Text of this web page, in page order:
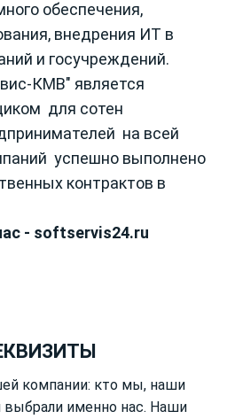
обеспечения,
внедрения ИТ в
и госучреждений.
КМВ" является
для сотен
на всей
успешно выполнено
контрактов в
- softservis24.ru
компании: кто мы, наши
выбрали именно нас. Наши